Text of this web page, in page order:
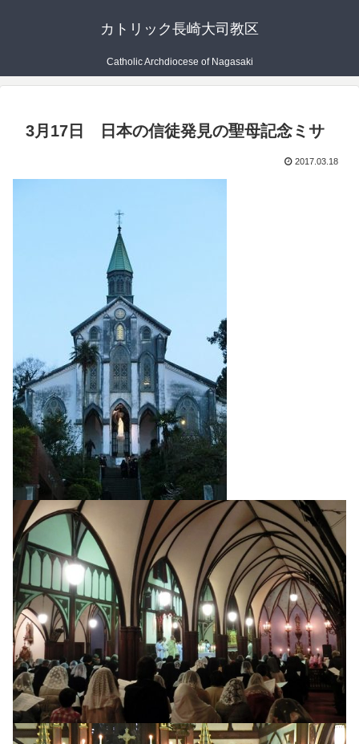
カトリック長崎大司教区
Catholic Archdiocese of Nagasaki
3月17日 日本の信徒発見の聖母記念ミサ
2017.03.18